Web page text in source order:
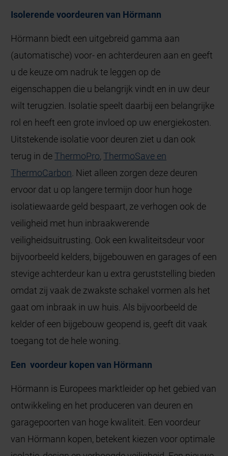
Isolerende voordeuren van Hörmann
Hörmann biedt een uitgebreid gamma aan
(automatische) voor- en achterdeuren aan en geeft
u de keuze om nadruk te leggen op de
eigenschappen die u belangrijk vindt en in uw deur
wilt terugzien. Isolatie speelt daarbij een belangrijke
rol en heeft een grote invloed op uw energiekosten.
Uitstekende isolatie voor deuren ziet u dan ook
terug in deThermoPro,ThermoSave en
ThermoCarbon. Niet alleen zorgen deze deuren
ervoor dat u op langere termijn door hun hoge
isolatiewaarde geld bespaart, ze verhogen ook de
veiligheid met hun inbraakwerende
veiligheidsuitrusting. Ook een kwaliteitsdeur voor
bijvoorbeeld kelders, bijgebouwen en garages of een
stevige achterdeur kan u extra geruststelling bieden
omdat zij vaak de zwakste schakel vormen als het
gaat om inbraak in uw huis. Als bijvoorbeeld de
kelder of een bijgebouw geopend is, geeft dit vaak
toegang tot de hele woning.
Een voordeur kopen van Hörmann
Hörmann is Europees marktleider op het gebied van
ontwikkeling en het produceren van deuren en
garagepoorten van hoge kwaliteit. Een voordeur
van Hörmann kopen, betekent kiezen voor optimale